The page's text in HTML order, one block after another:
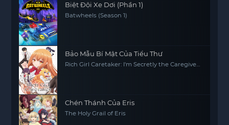
Biệt Đội Xe Dơi (Phần 1)
Batwheels (Season 1)
Bảo Mẫu Bí Mật Của Tiểu Thư
Rich Girl Caretaker: I'm Secretly the Caregiver
Chén Thánh Của Eris
The Holy Grail of Eris